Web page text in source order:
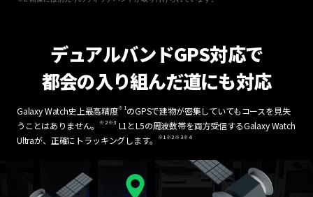
デュアルバンドGPS対応で
都会の入り組んだ道にも対応
Galaxy Watch史上最高精度※1 のGPSで建物が密集していてもコースを見失
うことはありません。
※2 ※3 L1とL5の周波数帯を両方受信するGalaxy Watch
Ultraが、正確にトラッキングします。
※1 ※2 ※3※4